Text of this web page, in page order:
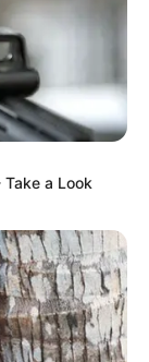
a Look